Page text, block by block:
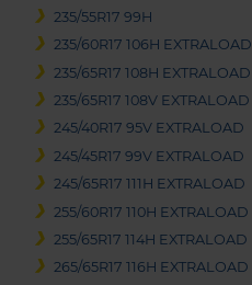
235/55R17 99H
235/60R17 106H EXTRALOAD
235/65R17 108H EXTRALOAD
235/65R17 108V EXTRALOAD
245/40R17 95V EXTRALOAD
245/45R17 99V EXTRALOAD
245/65R17 111H EXTRALOAD
255/60R17 110H EXTRALOAD
255/65R17 114H EXTRALOAD
265/65R17 116H EXTRALOAD